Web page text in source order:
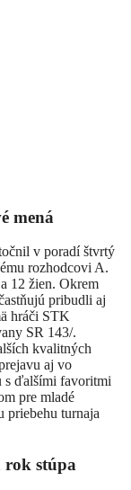
mená
v poradí štvrtý
rozhodcovi A.
12 žien. Okrem
pribudli aj
hráči STK
SR 143/.
kvalitných
aj vo
s ďalšími favoritmi
pre mladé
priebehu turnaja
rok stúpa